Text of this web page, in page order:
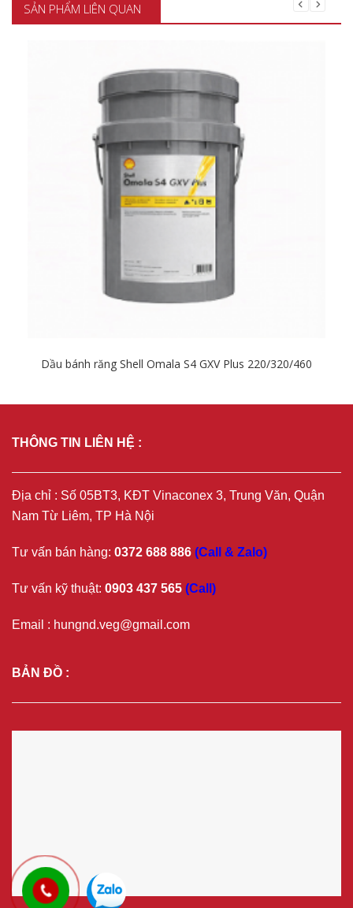
SẢN PHẨM LIÊN QUAN
Dầu bánh răng Shell Omala S4 GXV Plus 220/320/460
Chi tiết
THÔNG TIN LIÊN HỆ :
Địa chỉ : Số 05BT3, KĐT Vinaconex 3, Trung Văn, Quận
Nam Từ Liêm, TP Hà Nội
Tư vấn bán hàng: 0372 688 886 (Call & Zalo)
Tư vấn kỹ thuật: 0903 437 565 (Call)
Email : hungnd.veg@gmail.com
BẢN ĐỒ :